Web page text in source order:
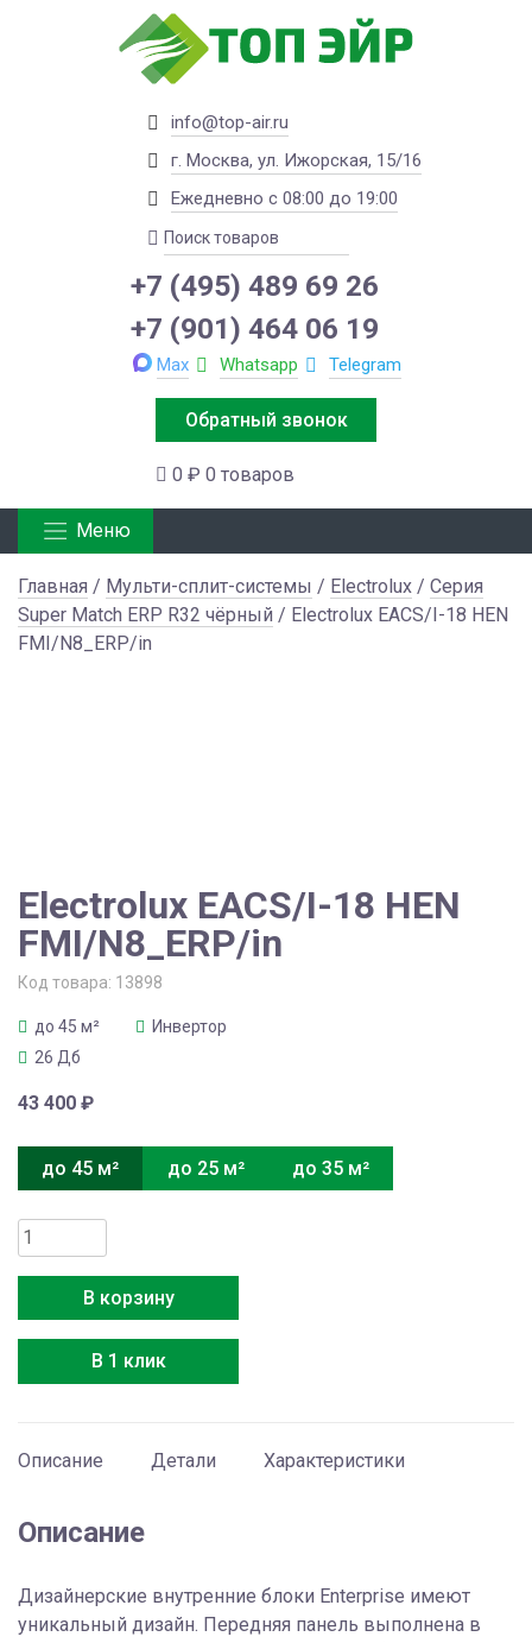
info@top-air.ru
г. Москва, ул. Ижорская, 15/16
Ежедневно с 08:00 до 19:00
+7 (495) 489 69 26
+7 (901) 464 06 19
Max Whatsapp Telegram
Обратный звонок
0 ₽ 0 товаров
Меню
Главная / Мульти-сплит-системы / Electrolux / Серия
Super Match ERP R32 чёрный / Electrolux EACS/I-18 HEN
FMI/N8_ERP/in
Electrolux EACS/I-18 HEN
FMI/N8_ERP/in
Код товара: 13898
до 45 м²
Инвертор
26 Дб
43 400 ₽
до 45 м² до 25 м² до 35 м²
Количество
товара
Electrolux
EACS/I-
18
В корзину
В 1 клик
Описание Детали Характеристики
Описание
Дизайнерские внутренние блоки Enterprise имеют
уникальный дизайн. Передняя панель выполнена в